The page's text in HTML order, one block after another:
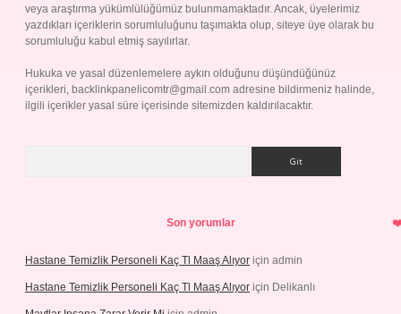
veya araştırma yükümlülüğümüz bulunmamaktadır. Ancak, üyelerimiz
yazdıkları içeriklerin sorumluluğunu taşımakta olup, siteye üye olarak bu
sorumluluğu kabul etmiş sayılırlar.
Hukuka ve yasal düzenlemelere aykırı olduğunu düşündüğünüz
içerikleri, backlinkpanelicomtr@gmail.com adresine bildirmeniz halinde,
ilgili içerikler yasal süre içerisinde sitemizden kaldırılacaktır.
Son yorumlar
Hastane Temizlik Personeli Kaç Tl Maaş Alıyor için admin
Hastane Temizlik Personeli Kaç Tl Maaş Alıyor için Delikanlı